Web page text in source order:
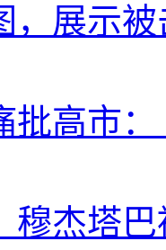
，展示
批高市
穆杰塔